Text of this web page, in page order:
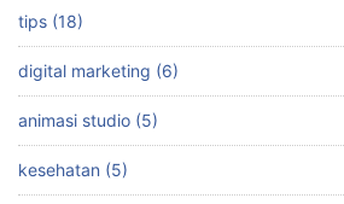
tips (18)
digital marketing (6)
animasi studio (5)
kesehatan (5)